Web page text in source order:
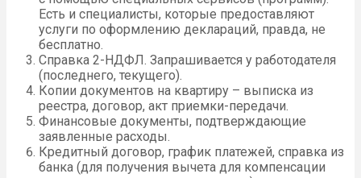
Есть и специалисты, которые предоставляют
услуги по оформлению деклараций, правда, не
бесплатно.
Справка 2-НДФЛ. Запрашивается у работодателя
(последнего, текущего).
Копии документов на квартиру – выписка из
реестра, договор, акт приемки-передачи.
Финансовые документы, подтверждающие
заявленные расходы.
Кредитный договор, график платежей, справка из
банка (для получения вычета для компенсации